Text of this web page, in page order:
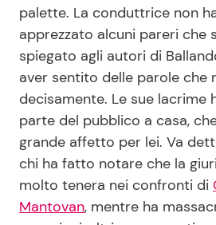
Festività
Seguici
Info
palette. La conduttrice non
apprezzato alcuni pareri che
spiegato agli autori di
aver sentito delle parole che
decisamente. Le sue lacrime
parte del pubblico a casa,
grande affetto per lei. Va
chi ha fatto notare che la
molto tenera nei confronti di
Mantovan, mentre ha